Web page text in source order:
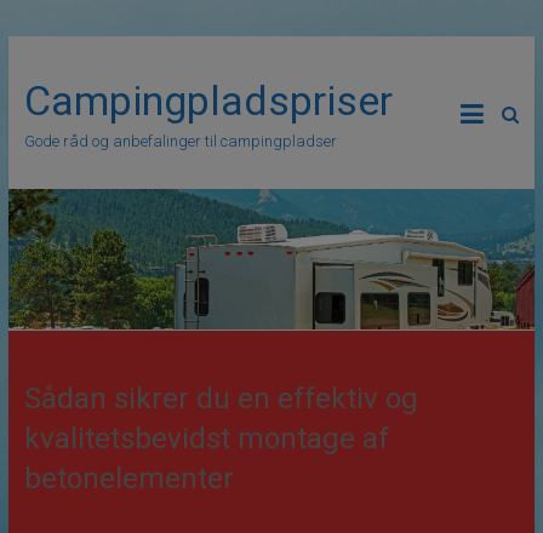
Campingpladspriser
Gode råd og anbefalinger til campingpladser
Sådan sikrer du en effektiv og
kvalitetsbevidst montage af
betonelementer